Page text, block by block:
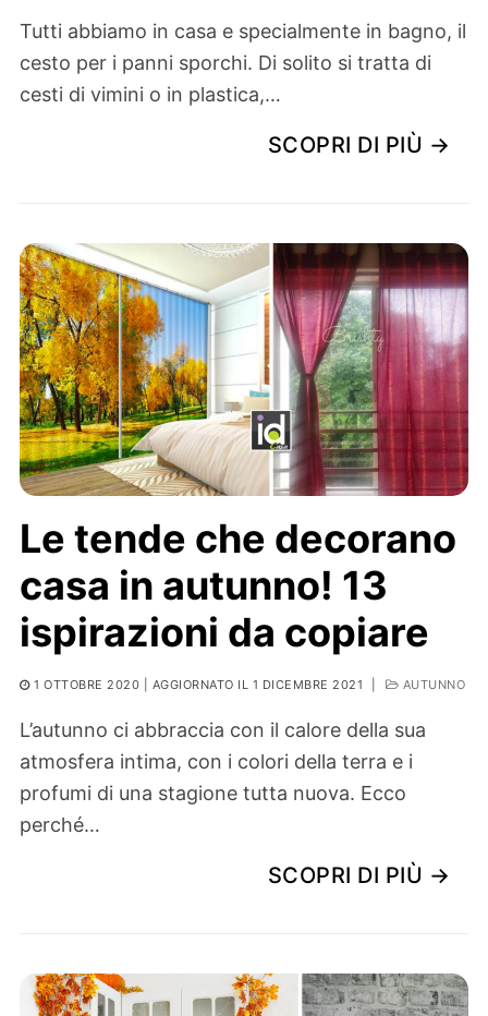
Tutti abbiamo in casa e specialmente in bagno, il
cesto per i panni sporchi. Di solito si tratta di
cesti di vimini o in plastica,…
SCOPRI DI PIÙ →
Le tende che decorano
casa in autunno! 13
ispirazioni da copiare
1 OTTOBRE 2020 | AGGIORNATO IL 1 DICEMBRE 2021 AUTUNNO
L’autunno ci abbraccia con il calore della sua
atmosfera intima, con i colori della terra e i
profumi di una stagione tutta nuova. Ecco
perché…
SCOPRI DI PIÙ →